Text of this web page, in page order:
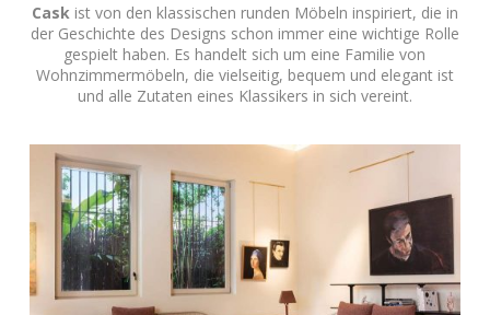
Cask ist von den klassischen runden Möbeln inspiriert, die in
der Geschichte des Designs schon immer eine wichtige Rolle
gespielt haben. Es handelt sich um eine Familie von
Wohnzimmermöbeln, die vielseitig, bequem und elegant ist
und alle Zutaten eines Klassikers in sich vereint.